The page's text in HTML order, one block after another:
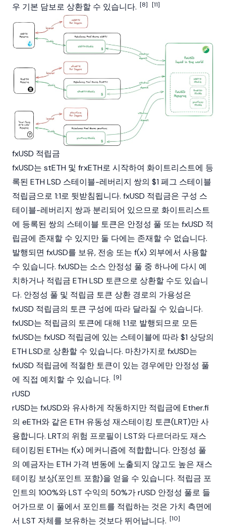
우 기본 담보로 상환할 수 있습니다. [8] [11]
fxUSD 적립금
fxUSD는 stETH 및 frxETH로 시작하여 화이트리스트에 등
록된 ETH LSD 스테이블-레버리지 쌍의 $1 페그 스테이블
적립금으로 1:1로 뒷받침됩니다. fxUSD 적립금은 구성 스
테이블-레버리지 쌍과 분리되어 있으므로 화이트리스트
에 등록된 쌍의 스테이블 토큰은 안정성 풀 또는 fxUSD 적
립금에 존재할 수 있지만 둘 다에는 존재할 수 없습니다.
발행되면 fxUSD를 보유, 전송 또는 f(x) 외부에서 사용할
수 있습니다. fxUSD는 소스 안정성 풀 중 하나에 다시 예
치하거나 적립금 ETH LSD 토큰으로 상환할 수도 있습니
다. 안정성 풀 및 적립금 토큰 상환 경로의 가용성은
fxUSD 적립금의 토큰 구성에 따라 달라질 수 있습니다.
fxUSD는 적립금의 토큰에 대해 1:1로 발행되므로 모든
fxUSD는 fxUSD 적립금에 있는 스테이블에 따라 $1 상당의
ETH LSD로 상환할 수 있습니다. 마찬가지로 fxUSD는
fxUSD 적립금에 적절한 토큰이 있는 경우에만 안정성 풀
에 직접 예치할 수 있습니다. [9]
rUSD
rUSD는 fxUSD와 유사하게 작동하지만 적립금에 Ether.fi
의 eETH와 같은 ETH 유동성 재스테이킹 토큰(LRT)만 사
용합니다. LRT의 위험 프로필이 LST와 다르더라도 재스
테이킹된 ETH는 f(x) 메커니즘에 적합합니다. 안정성 풀
의 예금자는 ETH 가격 변동에 노출되지 않고도 높은 재스
테이킹 보상(포인트 포함)을 얻을 수 있습니다. 적립금 포
인트의 100%와 LST 수익의 50%가 rUSD 안정성 풀로 들
어가므로 이 풀에서 포인트를 적립하는 것은 가치 측면에
서 LST 자체를 보유하는 것보다 뛰어납니다. [10]